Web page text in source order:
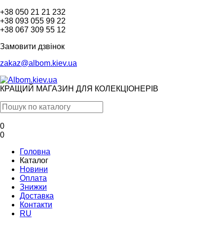
+38 050 21 21 232
+38 093 055 99 22
+38 067 309 55 12
Замовити дзвінок
zakaz@albom.kiev.ua
КРАЩИЙ МАГАЗИН ДЛЯ КОЛЕКЦІОНЕРІВ
0
0
Головна
Каталог
Новини
Оплата
Знижки
Доставка
Контакти
RU